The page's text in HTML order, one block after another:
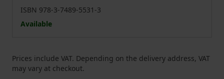
ISBN 978-3-7489-5531-3
Available
Prices include VAT. Depending on the delivery address, VAT
may vary at checkout.